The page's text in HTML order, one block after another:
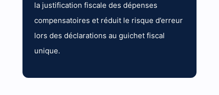
la justification fiscale des dépenses
compensatoires et réduit le risque d’erreur
lors des déclarations au guichet fiscal
unique.